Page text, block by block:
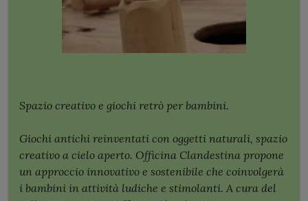
Spazio creativo e giochi retrò per bambini.
Giochi antichi reinventati con oggetti naturali, spazio
creativo a cielo aperto. Officina Clandestina propone
un approccio innovativo e sostenibile che coinvolgerà
i bambini in attività ludiche e stimolanti. A cura del